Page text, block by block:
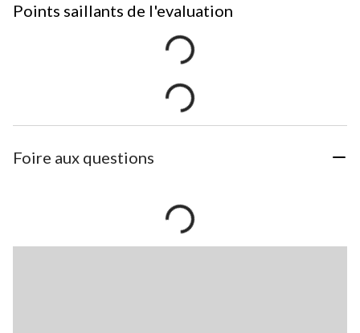
Points saillants de l'evaluation
Foire aux questions